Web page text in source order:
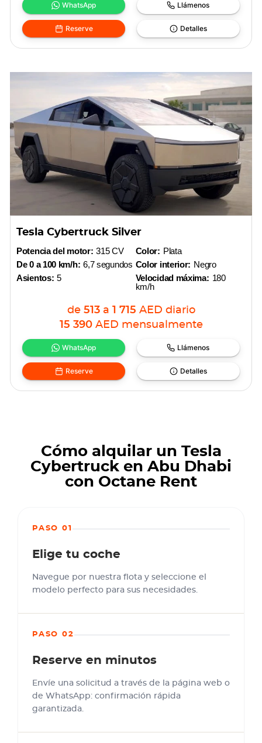
WhatsApp Llámenos
Reserve Detalles
Tesla Cybertruck Silver
Potencia del motor: 315 CV
De 0 a 100 km/h: 6,7 segundos
Asientos: 5
Color: Plata
Color interior: Negro
Velocidad máxima: 180
km/h
de 513 a 1 715 AED diario
15 390 AED mensualmente
WhatsApp Llámenos
Reserve Detalles
Cómo alquilar un Tesla
Cybertruck en Abu Dhabi
con Octane Rent
PASO 01
Elige tu coche
Navegue por nuestra flota y seleccione el
modelo perfecto para sus necesidades.
PASO 02
Reserve en minutos
Envíe una solicitud a través de la página web o
de WhatsApp: confirmación rápida
garantizada.